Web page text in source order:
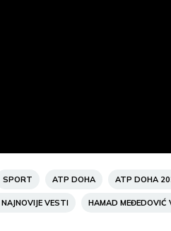
SPORT ATP DOHA ATP DOHA
VESTI HAMAD MEĐEDOVIĆ